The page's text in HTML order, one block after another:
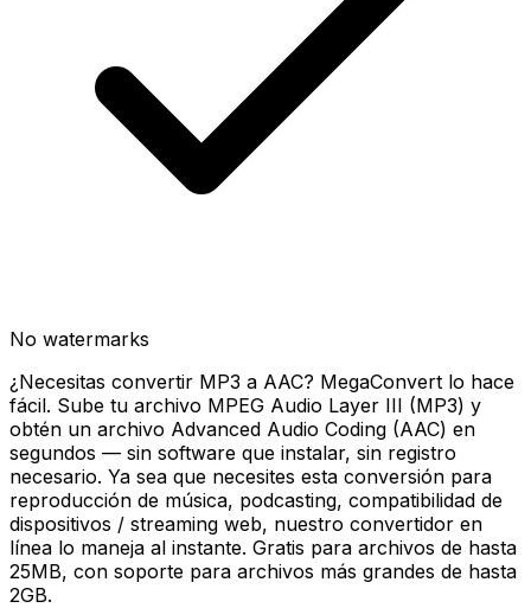
No watermarks
¿Necesitas convertir MP3 a AAC? MegaConvert lo hace
fácil. Sube tu archivo MPEG Audio Layer III (MP3) y
obtén un archivo Advanced Audio Coding (AAC) en
segundos — sin software que instalar, sin registro
necesario. Ya sea que necesites esta conversión para
reproducción de música, podcasting, compatibilidad de
dispositivos / streaming web, nuestro convertidor en
línea lo maneja al instante. Gratis para archivos de hasta
25MB, con soporte para archivos más grandes de hasta
2GB.